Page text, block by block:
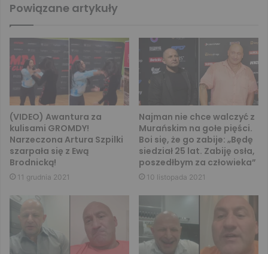
Powiązane artykuły
(VIDEO) Awantura za
kulisami GROMDY!
Narzeczona Artura Szpilki
szarpała się z Ewą
Brodnicką!
11 grudnia 2021
Najman nie chce walczyć z
Murańskim na gołe pięści.
Boi się, że go zabije: „Będę
siedział 25 lat. Zabiję osła,
poszedłbym za człowieka”
10 listopada 2021